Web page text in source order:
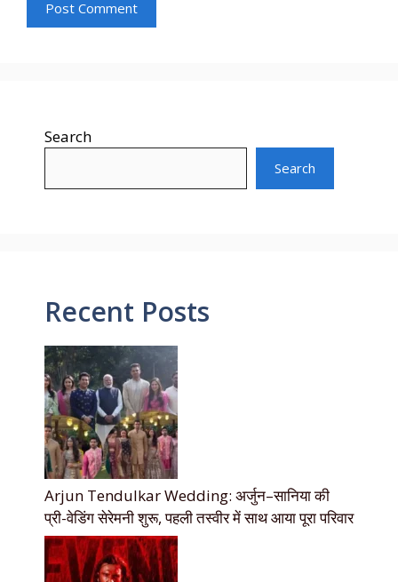
Search
Search
Recent Posts
Arjun Tendulkar Wedding: अर्जुन–सानिया की
प्री-वेडिंग सेरेमनी शुरू, पहली तस्वीर में साथ आया पूरा परिवार